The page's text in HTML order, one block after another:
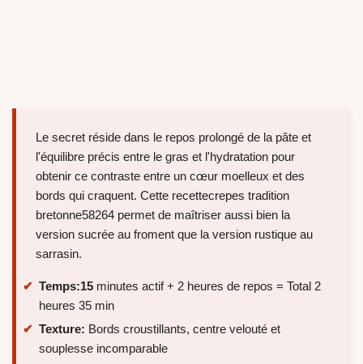
Le secret réside dans le repos prolongé de la pâte et
l'équilibre précis entre le gras et l'hydratation pour
obtenir ce contraste entre un cœur moelleux et des
bords qui craquent. Cette recettecrepes tradition
bretonne58264 permet de maîtriser aussi bien la
version sucrée au froment que la version rustique au
sarrasin.
Temps:15 minutes actif + 2 heures de repos = Total 2
heures 35 min
Texture: Bords croustillants, centre velouté et
souplesse incomparable